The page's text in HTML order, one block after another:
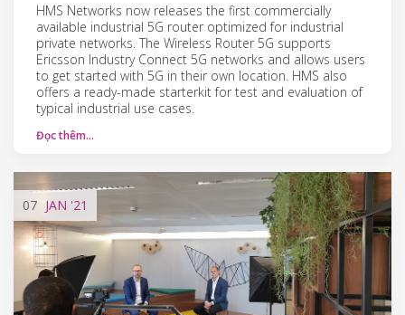
HMS Networks now releases the first commercially
available industrial 5G router optimized for industrial
private networks. The Wireless Router 5G supports
Ericsson Industry Connect 5G networks and allows users
to get started with 5G in their own location. HMS also
offers a ready-made starterkit for test and evaluation of
typical industrial use cases.
Đọc thêm…
07 JAN '21